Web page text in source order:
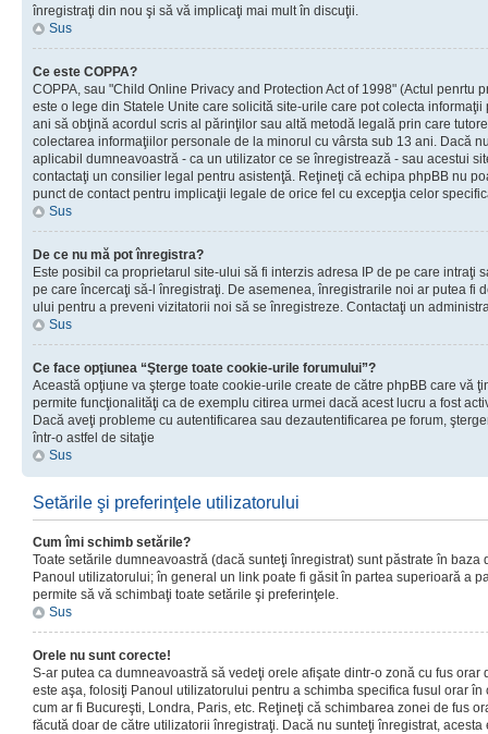
înregistraţi din nou şi să vă implicaţi mai mult în discuţii.
Sus
Ce este COPPA?
COPPA, sau "Child Online Privacy and Protection Act of 1998" (Actul penrtu
este o lege din Statele Unite care solicită site-urile care pot colecta
ani să obţină acordul scris al părinţilor sau altă metodă legală prin care
colectarea informaţiilor personale de la minorul cu vârsta sub 13 ani. Dacă
aplicabil dumneavoastră - ca un utilizator ce se înregistrează - sau acestui
contactaţi un consilier legal pentru asistenţă. Reţineţi că echipa phpBB nu
punct de contact pentru implicaţii legale de orice fel cu excepţia celor
Sus
De ce nu mă pot înregistra?
Este posibil ca proprietarul site-ului să fi interzis adresa IP de pe care intraţi
pe care încercaţi să-l înregistraţi. De asemenea, înregistrarile noi ar putea fi
ului pentru a preveni vizitatorii noi să se înregistreze. Contactaţi un
Sus
Ce face opţiunea “Şterge toate cookie-urile forumului”?
Această opţiune va şterge toate cookie-urile create de către phpBB care vă
permite funcţionalităţi ca de exemplu citirea urmei dacă acest lucru a fost
Dacă aveţi probleme cu autentificarea sau dezautentificarea pe forum,
într-o astfel de sitaţie
Sus
Setările şi preferinţele utilizatorului
Cum îmi schimb setările?
Toate setările dumneavoastră (dacă sunteţi înregistrat) sunt păstrate în baza
Panoul utilizatorului; în general un link poate fi găsit în partea superioară a
permite să vă schimbaţi toate setările şi preferinţele.
Sus
Orele nu sunt corecte!
S-ar putea ca dumneavoastră să vedeţi orele afişate dintr-o zonă cu fus orar
este aşa, folosiţi Panoul utilizatorului pentru a schimba specifica fusul orar
cum ar fi Bucureşti, Londra, Paris, etc. Reţineţi că schimbarea zonei de fus
făcută doar de către utilizatorii înregistraţi. Dacă nu sunteţi înregistrat, acesta